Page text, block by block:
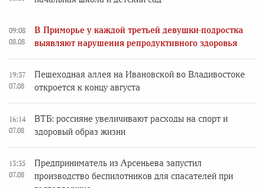
09:08
08.08
В Приморье у каждой третьей девушки-подростка
выявляют нарушения репродуктивного здоровья
19:37
07.08
Пешеходная аллея на Ивановской во Владивостоке
откроется к концу августа
16:14
07.08
ВТБ: россияне увеличивают расходы на спорт и
здоровый образ жизни
13:35
07.08
Предприниматель из Арсеньева запустил
производство беспилотников для спасателей при